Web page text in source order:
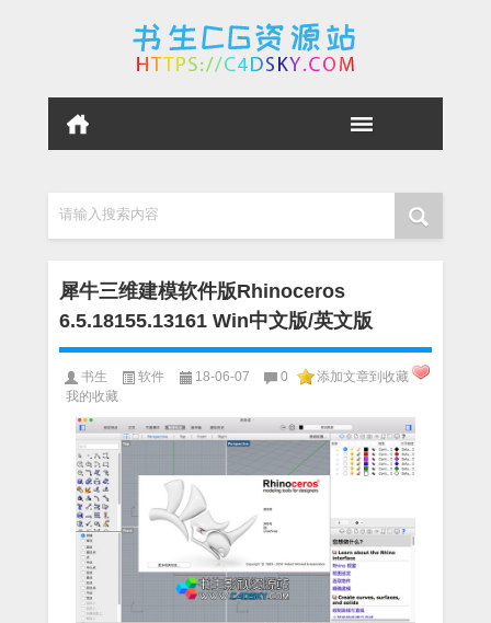
请输入搜索内容
犀牛三维建模软件版Rhinoceros
6.5.18155.13161 Win中文版/英文版
书生 软件 18-06-07 0
添加文章到收藏
我的收藏